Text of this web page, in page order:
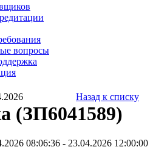
вопросы
Назад к списку
(ЗП6041589)
08:06:36 - 23.04.2026 12:00:00